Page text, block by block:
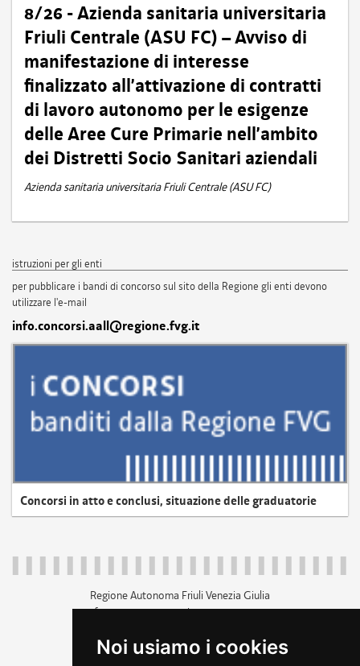
Noi usiamo i cookies
8/26 - Azienda sanitaria universitaria
Friuli Centrale (ASU FC) – Avviso di
manifestazione di interesse
finalizzato all’attivazione di contratti
di lavoro autonomo per le esigenze
delle Aree Cure Primarie nell’ambito
dei Distretti Socio Sanitari aziendali
Azienda sanitaria universitaria Friuli Centrale (ASU FC)
istruzioni per gli enti
per pubblicare i bandi di concorso sul sito della Regione gli enti devono
utilizzare l'e-mail
info.concorsi.aall@regione.fvg.it
Concorsi in atto e conclusi, situazione delle graduatorie
Regione Autonoma Friuli Venezia Giulia
c.f. 80014930327; p.iva 00526040324
+39 040 3771111